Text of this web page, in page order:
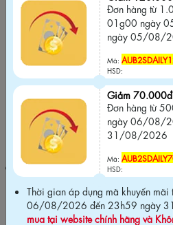
Mã:
HSD:
Giảm 70.000đ
Đơn hàng từ
ngày 06/08/
31/08/2026
Mã:
HSD:
Thời gian áp dụng mã khuyến
đến 23h59 ngày 31/08/2026Chỉ
chính hãng và Không áp dụng chung
mãi khác trên website.
Đơn hàng từ
01g00 ngày
ngày 05/08/
Mã:
HSD:
Giảm 70.000đ
Đơn hàng từ
ngày 06/08/
31/08/2026
Mã:
HSD:
Thời gian áp dụng mã khuyến
06/08/2026 đến 23h59 ngày
mua tại website chính hãng và